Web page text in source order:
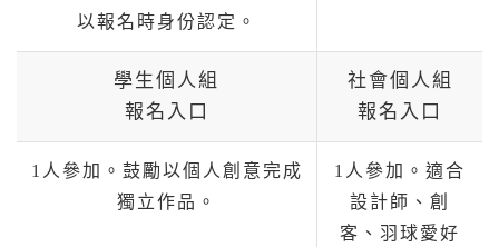
以報名時身份認定。
學生個人組
報名入口
社會個人組
報名入口
1人參加。鼓勵以個人創意完成
獨立作品。
1人參加。適合
設計師、創
客、羽球愛好